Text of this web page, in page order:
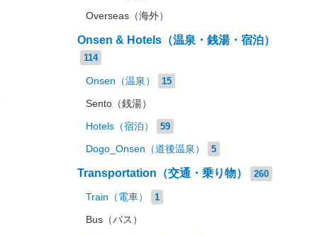
Overseas（海外）
Onsen & Hotels（温泉・銭湯・宿泊）
114
Onsen（温泉） 15
Sento（銭湯）
Hotels（宿泊） 59
Dogo_Onsen（道後温泉） 5
Transportation（交通・乗り物） 260
Train（電車） 1
Bus（バス）